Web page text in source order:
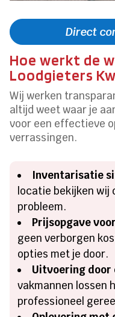
Direct
Hoe werkt de
Loodgieters
Wij werken
altijd weet waar je
voor een effectieve
verrassingen.
Inventarisatie
locatie bekijken
probleem.
Prijsopgave
geen verborgen
opties met je door.
Uitvoering door
vakmannen lossen
professioneel